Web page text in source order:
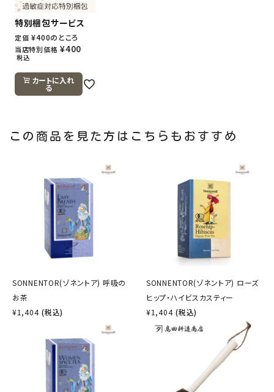
特別梱包サービス
定価 ¥400のところ
当店特別価格 ¥400
税込
カートに入れ
る
この商品を見た方はこちらもおすすめ
SONNENTOR(ゾネントア) 呼吸の
お茶
¥1,404 (税込)
SONNENTOR(ゾネントア) ローズ
ヒップ・ハイビスカスティー
¥1,404 (税込)